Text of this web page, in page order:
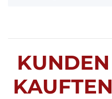
KUNDEN
KAUFTEN